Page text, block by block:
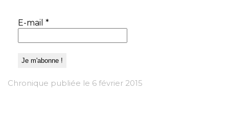
E-mail *
Chronique publiée le 6 février 2015